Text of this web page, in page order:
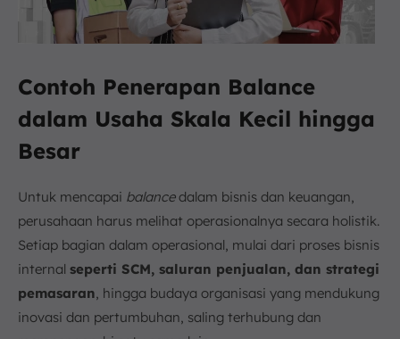
Contoh Penerapan Balance
dalam Usaha Skala Kecil hingga
Besar
Untuk mencapai balancedalam bisnis dan keuangan,
perusahaan harus melihat operasionalnya secara holistik.
Setiap bagian dalam operasional, mulai dari proses bisnis
internal seperti SCM, saluran penjualan, dan strategi
pemasaran, hingga budaya organisasi yang mendukung
inovasi dan pertumbuhan, saling terhubung dan